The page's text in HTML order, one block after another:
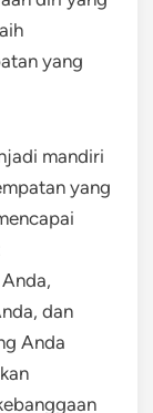
yang
mandiri
yang
dan
Anda